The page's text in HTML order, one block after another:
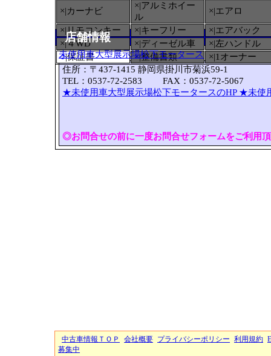
×|カーナビ
×|アルミホイー
ル
×|エアロ
×|リモコンキー
×|キーフリー
×|エアバック
×|４WD
×|ディーゼル車
×|左ハンドル
○|保証書 ×|整備書類 ×|1オーナー
店舗情報
未使用車大型展示場松下モータース
住所：〒437-1415 静岡県掛川市菊浜59-1
TEL：0537-72-2583 FAX：0537-72-5067
★未使用車大型展示場松下モータースのHP ★未使
◎お問合せの前に一度お問合せフォームをご利用
中古車情報ＴＯＰ 会社概要 プライバシーポリシー 利用規約
募集中